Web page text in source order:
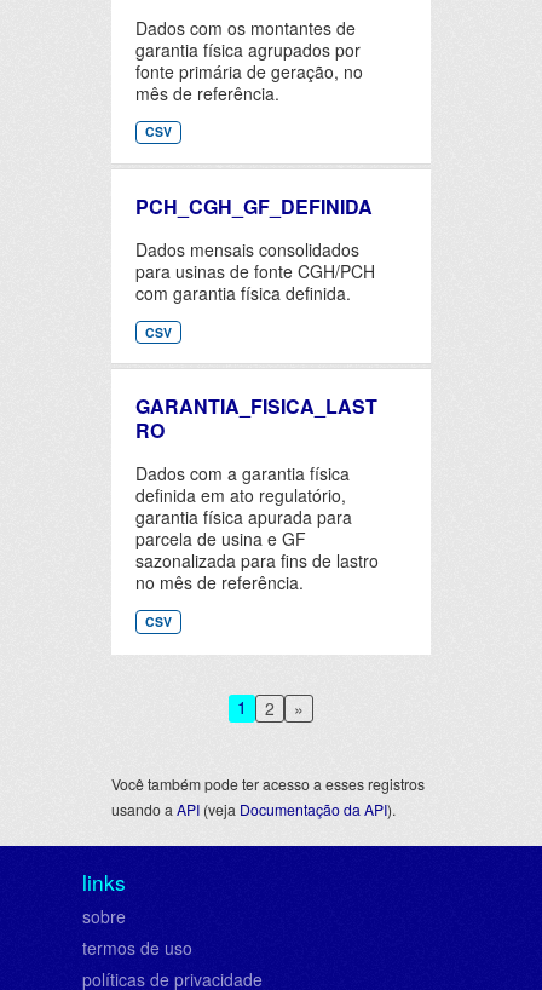
Dados com os montantes de
garantia física agrupados por
fonte primária de geração, no
mês de referência.
CSV
PCH_CGH_GF_DEFINIDA
Dados mensais consolidados
para usinas de fonte CGH/PCH
com garantia física definida.
CSV
GARANTIA_FISICA_LAST
RO
Dados com a garantia física
definida em ato regulatório,
garantia física apurada para
parcela de usina e GF
sazonalizada para fins de lastro
no mês de referência.
CSV
1 2 »
Você também pode ter acesso a esses registros
usando a API (veja Documentação da API).
links
sobre
termos de uso
políticas de privacidade